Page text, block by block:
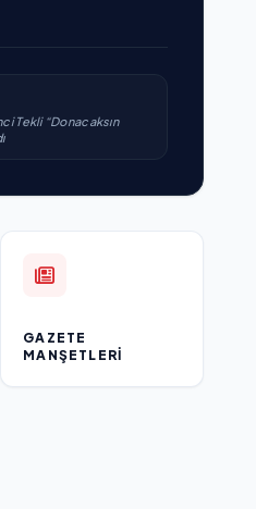
Tekli “Donacaksın
GAZETE
MANŞETLERI